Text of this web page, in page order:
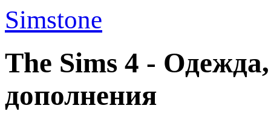
Simstone
The Sims 4 -
дополнения